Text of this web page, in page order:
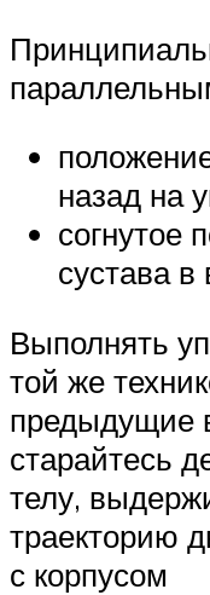
назад на
согнутое
сустава в
Выполнять
той же
предыдущие
старайтесь
телу,
траекторию
с корпусом